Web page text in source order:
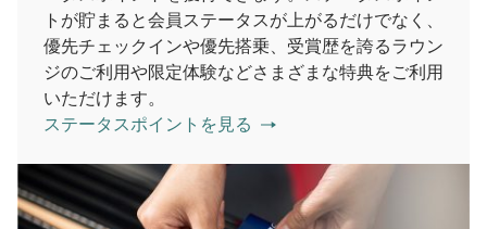
トが貯まると会員ステータスが上がるだけでなく、
優先チェックインや優先搭乗、受賞歴を誇るラウン
ジのご利用や限定体験などさまざまな特典をご利用
いただけます。
ステータスポイントを見る